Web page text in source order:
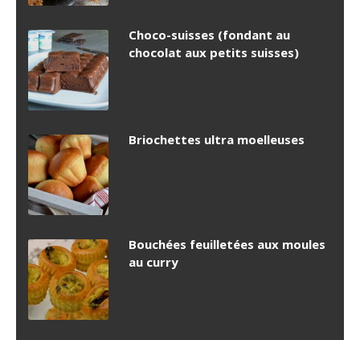
Choco-suisses (fondant au
chocolat aux petits suisses)
Briochettes ultra moelleuses
Bouchées feuilletées aux moules
au curry